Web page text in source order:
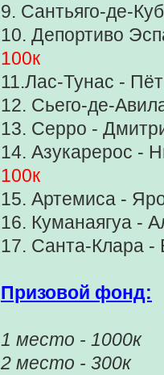
9. Сантьяго-де-
10. Депортиво
100к
11.Лас-Тунас -
12. Сьего-де-
13. Серро -
14. Азукарерос -
100к
15. Артемиса -
16. Куманаягуа -
17. Санта-Клара -
Призовой фонд:
1 место - 1000к
2 место - 300к